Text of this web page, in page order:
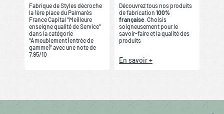
Fabrique de Styles décroche
la 1ère place du Palmarès
France Capital “Meilleure
enseigne qualité de Service”
dans la catégorie
“Ameublement (entrée de
gamme)” avec une note de
7,95/10.
Découvrez tous nos produits
de fabrication 100%
française . Choisis
soigneusement pour le
savoir-faire et la qualité des
produits.
En savoir +